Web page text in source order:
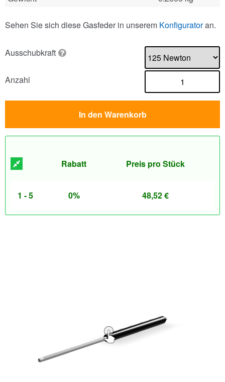
Sehen Sie sich diese Gasfeder in unserem Konfiguratoran.
Ausschubkraft
Anzahl
In den Warenkorb
Rabatt Preis pro Stück
1 - 5 0% 48,52€